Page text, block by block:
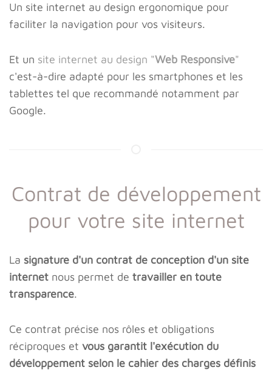
Un site internet au design ergonomique pour
faciliter la navigation pour vos visiteurs.
Et un site internet au design "Web Responsive"
c'est-à-dire adapté pour les smartphones et les
tablettes tel que recommandé notamment par
Google.
Contrat de développement
pour votre site internet
La signature d'un contrat de conception d'un site
internet nous permet de travailler en toute
transparence.
Ce contrat précise nos rôles et obligations
réciproques et vous garantit l'exécution du
développement selon le cahier des charges définis